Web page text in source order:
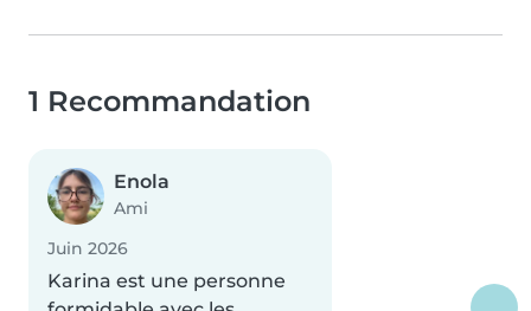
1 Recommandation
Enola
Ami
Juin 2026
Karina est une personne